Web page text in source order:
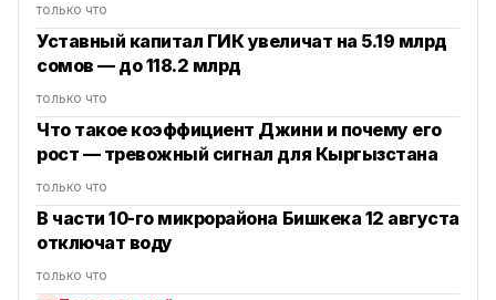
только что
Уставный капитал ГИК увеличат на 5.19 млрд
сомов — до 118.2 млрд
только что
Что такое коэффициент Джини и почему его
рост — тревожный сигнал для Кыргызстана
только что
В части 10-го микрорайона Бишкека 12 августа
отключат воду
только что